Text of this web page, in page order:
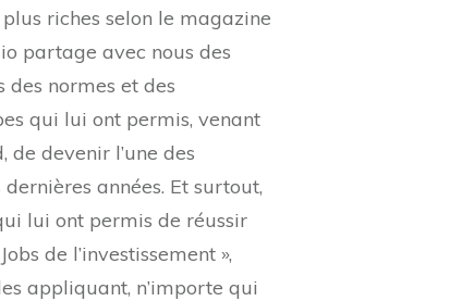
riches selon le magazine
partage avec nous des
normes et des
qui lui ont permis, venant
de devenir l’une des
années. Et surtout,
lui ont permis de réussir
de l’investissement »,
appliquant, n’importe qui